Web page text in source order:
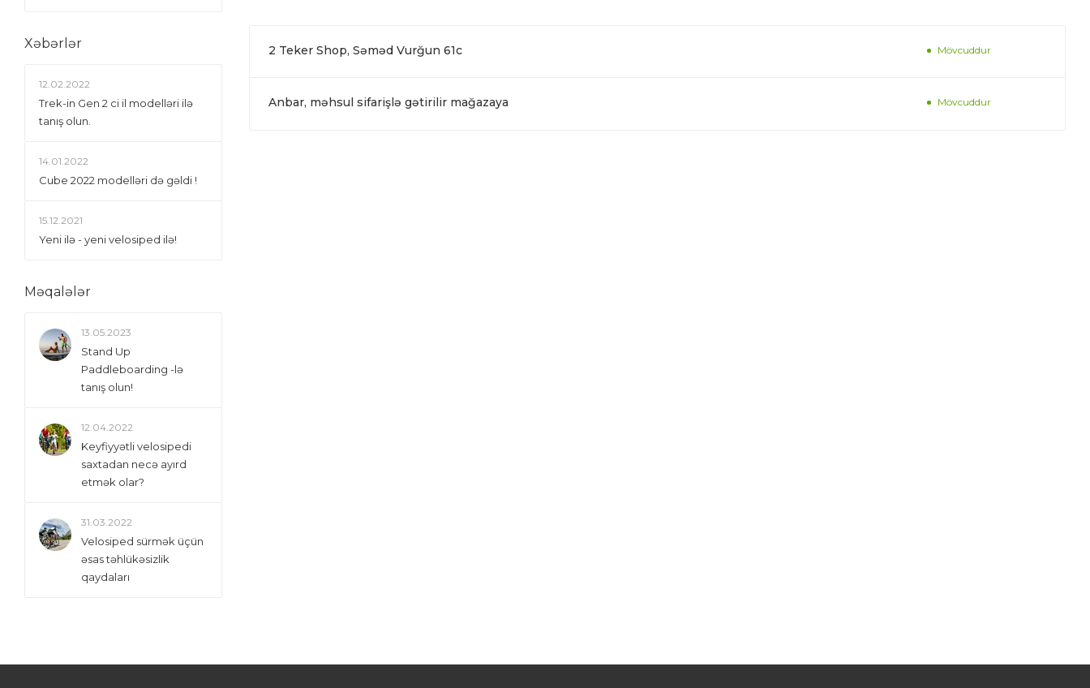
2 Teker Shop, Səməd Vurğun 61c Mövcuddur
Anbar, məhsul sifarişlə gətirilir mağazaya Mövcuddur
Xəbərlər
12.02.2022
Trek-in Gen 2 ci il modelləri ilə
tanış olun.
14.01.2022
Сube 2022 modelləri də gəldi !
15.12.2021
Yeni ilə - yeni velosiped ilə!
Məqalələr
13.05.2023
Stand Up
Paddleboarding -lə
tanış olun!
12.04.2022
Keyfiyyətli velosipedi
saxtadan necə ayırd
etmək olar?
31.03.2022
Velosiped sürmək üçün
əsas təhlükəsizlik
qaydaları